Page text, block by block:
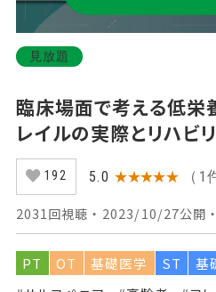
見放題
臨床場面で考える低栄
レイルの実際とリハビ
基礎 【前編】 Part①は
192 5.0 ★★★★★ （1
2031回視聴 ・ 2023/10/27公開
PT OT 基礎医学 ST
基